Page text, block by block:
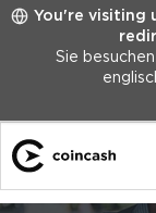
You're visiting
Sie